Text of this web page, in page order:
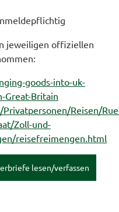
jeweiligen offiziellen
goods-into-uk-
Great-Britain
Reisen/
Zoll-und-
reisefreimengen.html
lesen/verfassen